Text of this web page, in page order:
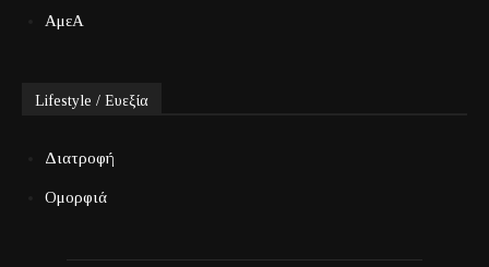
ΑμεΑ
Lifestyle / Ευεξία
Διατροφή
Ομορφιά